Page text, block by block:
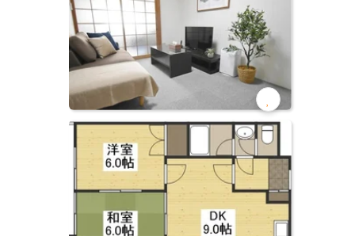
お気
に入
り登
録